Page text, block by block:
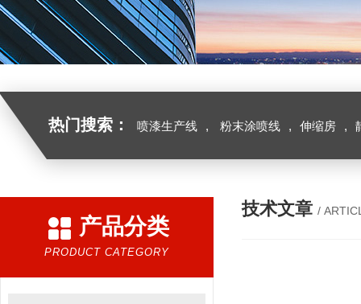
热门搜索： 喷漆生产线 , 粉末涂喷线 , 伸缩房 ,
产品分类
PRODUCT CATEGORY
技术文章 /